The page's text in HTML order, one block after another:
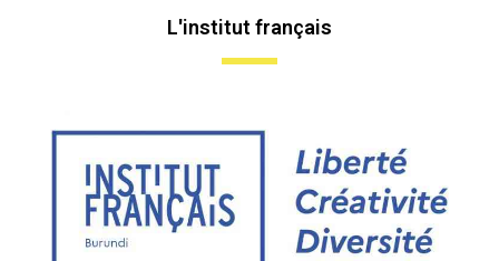
L'institut français